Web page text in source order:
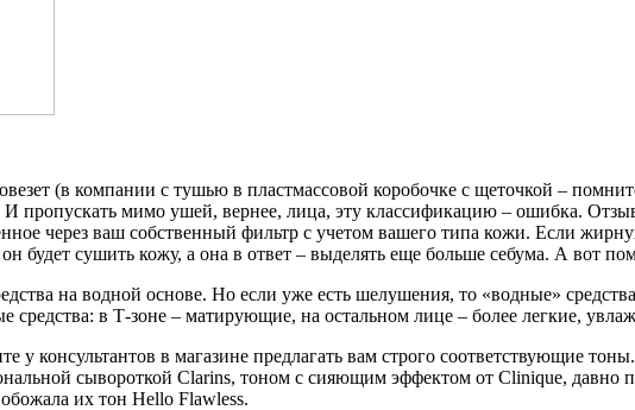
(в компании с тушью в пластмассовой коробочке с щеточкой –
пропускать мимо ушей, вернее, лица, эту классификацию – ошибка.
через ваш собственный фильтр с учетом вашего типа кожи. Если
будет сушить кожу, а она в ответ – выделять еще больше себума. А вот
на водной основе. Но если уже есть шелушения, то «водные»
средства: в Т-зоне – матирующие, на остальном лице – более легкие,
у консультантов в магазине предлагать вам строго соответствующие
сывороткой Clarins, тоном с сияющим эффектом от Clinique,
их тон Hello Flawless.